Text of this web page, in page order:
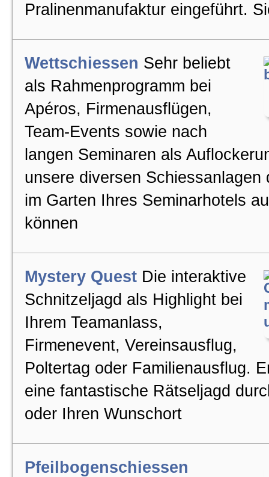
Pralinenmanufaktur eingeführt.
Wettschiessen Sehr beliebt
als Rahmenprogramm bei
Apéros, Firmenausflügen,
Team-Events sowie nach
langen Seminaren als
unsere diversen Schiessanlagen
im Garten Ihres Seminarhotels
können
Mystery Quest Die interaktive
Schnitzeljagd als Highlight bei
Ihrem Teamanlass,
Firmenevent, Vereinsausflug,
Poltertag oder Familienausflug.
eine fantastische Rätseljagd
oder Ihren Wunschort
Pfeilbogenschiessen